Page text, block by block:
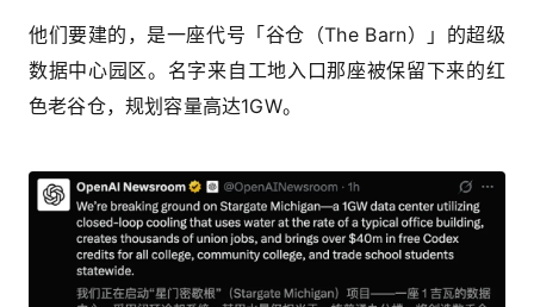
他们要建的，是一座代号「谷仓（The Barn）」的超级
数据中心园区。名字来自工地入口那座被保留下来的红
色老谷仓，规划容量高达1GW。